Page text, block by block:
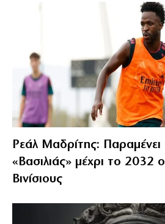
Ρεάλ Μαδρίτης: Παραμένει
«Βασιλιάς» μέχρι το 2032 ο
Βινίσιους